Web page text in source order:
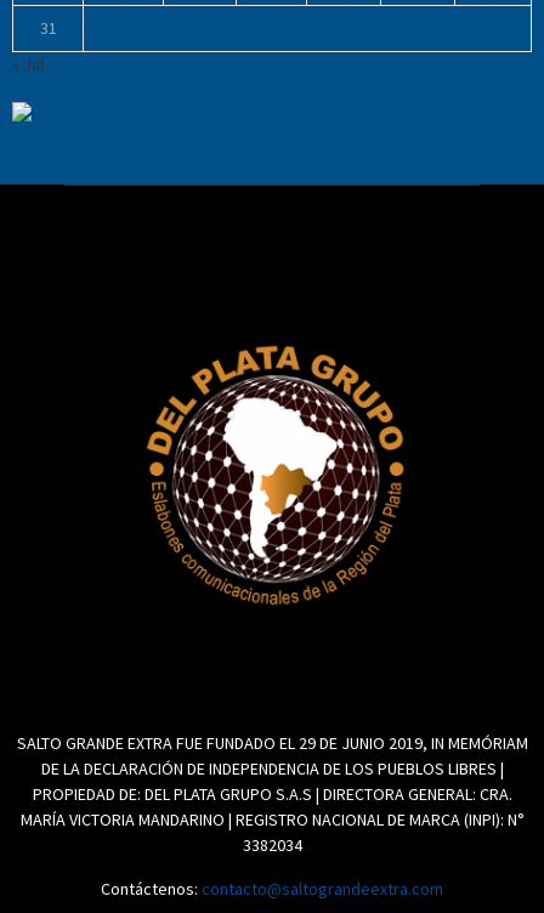
31
« Jul
SALTO GRANDE EXTRA FUE FUNDADO EL 29 DE JUNIO 2019, IN MEMÓRIAM
DE LA DECLARACIÓN DE INDEPENDENCIA DE LOS PUEBLOS LIBRES |
PROPIEDAD DE: DEL PLATA GRUPO S.A.S | DIRECTORA GENERAL: CRA.
MARÍA VICTORIA MANDARINO | REGISTRO NACIONAL DE MARCA (INPI): N°
3382034
Contáctenos: contacto@saltograndeextra.com